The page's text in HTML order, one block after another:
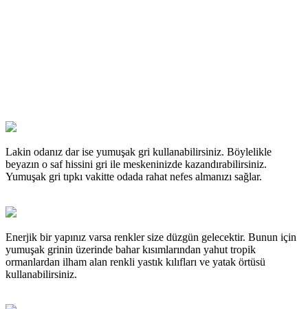
Lakin odanız dar ise yumuşak gri kullanabilirsiniz. Böylelikle
beyazın o saf hissini gri ile meskeninizde kazandırabilirsiniz.
Yumuşak gri tıpkı vakitte odada rahat nefes almanızı sağlar.
Enerjik bir yapınız varsa renkler size düzgün gelecektir. Bunun için
yumuşak grinin üzerinde bahar kısımlarından yahut tropik
ormanlardan ilham alan renkli yastık kılıfları ve yatak örtüsü
kullanabilirsiniz.